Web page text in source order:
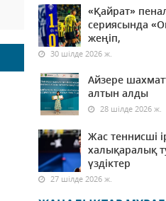
«Қайрат»
сериясында
жеңіп,
30 шілде 2026 ж.
Айзере
алтын алды
28 шілде 2026 ж.
Жас теннисші
халықаралық
үздіктер
27 шілде 2026 ж.